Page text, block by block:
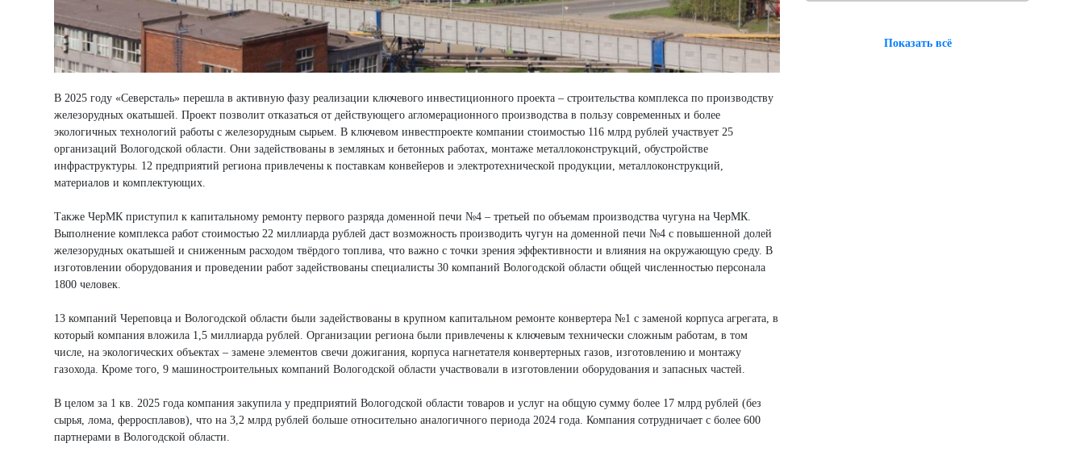
В 2025 году «Северсталь» перешла в активную фазу реализации ключевого инвестиционного проекта – строительства комплекса по производству
железорудных окатышей. Проект позволит отказаться от действующего агломерационного производства в пользу современных и более
экологичных технологий работы с железорудным сырьем. В ключевом инвестпроекте компании стоимостью 116 млрд рублей участвует 25
организаций Вологодской области. Они задействованы в земляных и бетонных работах, монтаже металлоконструкций, обустройстве
инфраструктуры. 12 предприятий региона привлечены к поставкам конвейеров и электротехнической продукции, металлоконструкций,
материалов и комплектующих.
Также ЧерМК приступил к капитальному ремонту первого разряда доменной печи №4 – третьей по объемам производства чугуна на ЧерМК.
Выполнение комплекса работ стоимостью 22 миллиарда рублей даст возможность производить чугун на доменной печи №4 с повышенной долей
железорудных окатышей и сниженным расходом твёрдого топлива, что важно с точки зрения эффективности и влияния на окружающую среду. В
изготовлении оборудования и проведении работ задействованы специалисты 30 компаний Вологодской области общей численностью персонала
1800 человек.
13 компаний Череповца и Вологодской области были задействованы в крупном капитальном ремонте конвертера №1 с заменой корпуса агрегата, в
который компания вложила 1,5 миллиарда рублей. Организации региона были привлечены к ключевым технически сложным работам, в том
числе, на экологических объектах – замене элементов свечи дожигания, корпуса нагнетателя конвертерных газов, изготовлению и монтажу
газохода. Кроме того, 9 машиностроительных компаний Вологодской области участвовали в изготовлении оборудования и запасных частей.
В целом за 1 кв. 2025 года компания закупила у предприятий Вологодской области товаров и услуг на общую сумму более 17 млрд рублей (без
сырья, лома, ферросплавов), что на 3,2 млрд рублей больше относительно аналогичного периода 2024 года. Компания сотрудничает с более 600
партнерами в Вологодской области.
Показать всё